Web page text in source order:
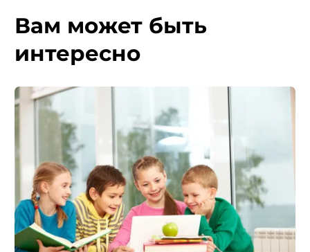
Вам может быть
интересно